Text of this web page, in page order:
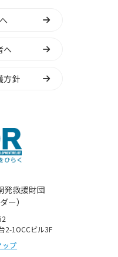
へ
方針
発救援財団
ー）
2-1OCCビル3F
ップ